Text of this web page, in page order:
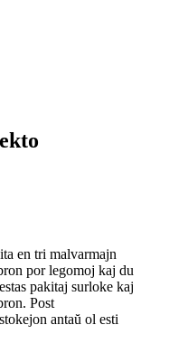
en tri malvarmajn
por legomoj kaj du
pakitaj surloke kaj
Post
antaŭ ol esti